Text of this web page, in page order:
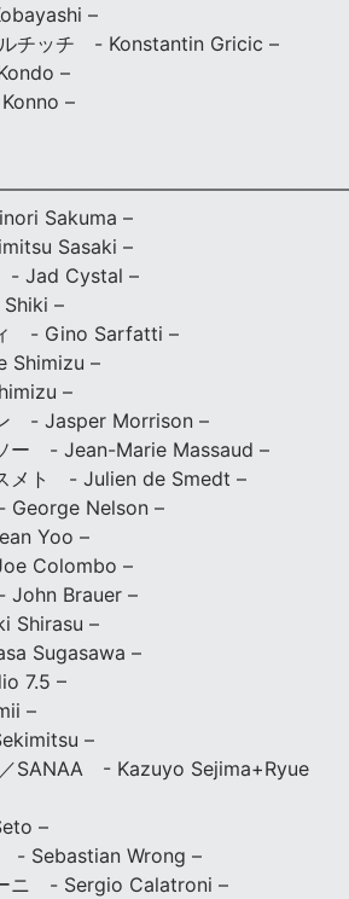
–
ルチッチ - Konstantin Gricic –
–
–
Sakuma –
Sasaki –
- Jad Cystal –
–
- Gino Sarfatti –
Shimizu –
–
- Jasper Morrison –
ー - Jean-Marie Massaud –
メト - Julien de Smedt –
George Nelson –
Yoo –
Colombo –
John Brauer –
Shirasu –
Sugasawa –
7.5 –
–
–
SANAA - Kazuyo Sejima+Ryue
–
- Sebastian Wrong –
ニ - Sergio Calatroni –